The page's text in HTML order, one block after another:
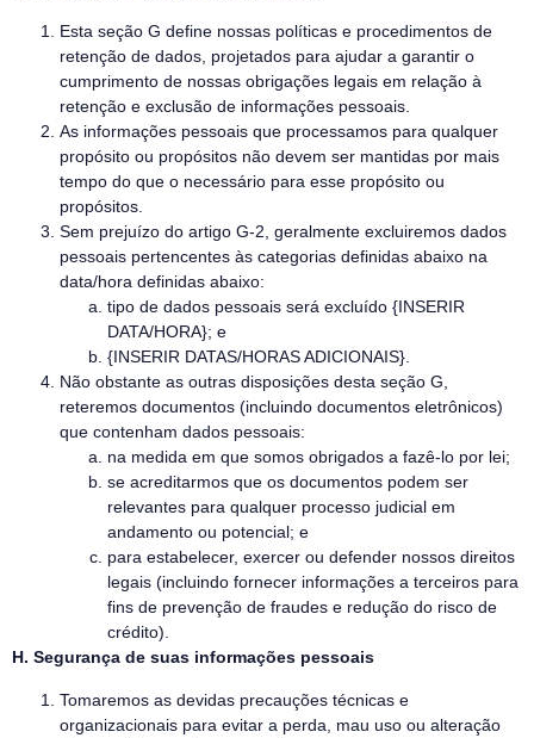
Esta seção G define nossas políticas e procedimentos de
retenção de dados, projetados para ajudar a garantir o
cumprimento de nossas obrigações legais em relação à
retenção e exclusão de informações pessoais.
As informações pessoais que processamos para qualquer
propósito ou propósitos não devem ser mantidas por mais
tempo do que o necessário para esse propósito ou
propósitos.
Sem prejuízo do artigo G-2, geralmente excluiremos dados
pessoais pertencentes às categorias definidas abaixo na
data/hora definidas abaixo:
tipo de dados pessoais será excluído {INSERIR
DATA/HORA}; e
{INSERIR DATAS/HORAS ADICIONAIS}.
Não obstante as outras disposições desta seção G,
reteremos documentos (incluindo documentos eletrônicos)
que contenham dados pessoais:
na medida em que somos obrigados a fazê-lo por lei;
se acreditarmos que os documentos podem ser
relevantes para qualquer processo judicial em
andamento ou potencial; e
para estabelecer, exercer ou defender nossos direitos
legais (incluindo fornecer informações a terceiros para
fins de prevenção de fraudes e redução do risco de
crédito).
H. Segurança de suas informações pessoais
Tomaremos as devidas precauções técnicas e
organizacionais para evitar a perda, mau uso ou alteração